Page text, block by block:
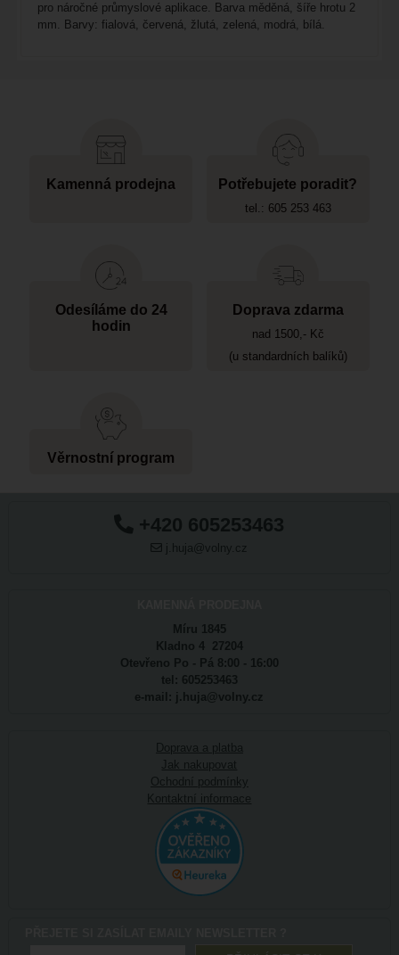
pro náročné průmyslové aplikace. Barva měděná, šíře hrotu 2
mm. Barvy: fialová, červená, žlutá, zelená, modrá, bílá.
Kamenná prodejna Potřebujete poradit?
tel.: 605 253 463
Odesíláme do 24
hodin
Doprava zdarma
nad 1500,- Kč
(u standardních balíků)
Věrnostní program
+420 605253463
j.huja@volny.cz
Míru 1845
Kladno 4 27204
Otevřeno Po - Pá 8:00 - 16:00
tel: 605253463
e-mail: j.huja@volny.cz
Doprava a platba
Jak nakupovat
Ochodní podmínky
Kontaktní informace